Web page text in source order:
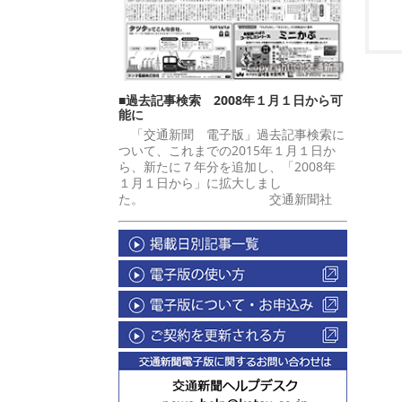
■過去記事検索 2008年１月１日から可
能に
「交通新聞 電子版」過去記事検索に
ついて、これまでの2015年１月１日か
ら、新たに７年分を追加し、「2008年
１月１日から」に拡大しまし
た。 交通新聞社